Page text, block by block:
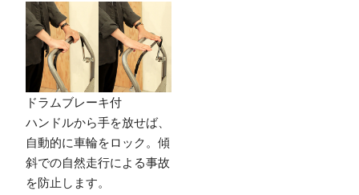
ドラムブレーキ付
ハンドルから手を放せば、
自動的に車輪をロック。傾
斜での自然走行による事故
を防止します。